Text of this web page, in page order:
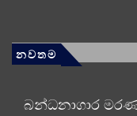
නවතම
බන්ධනාගාර